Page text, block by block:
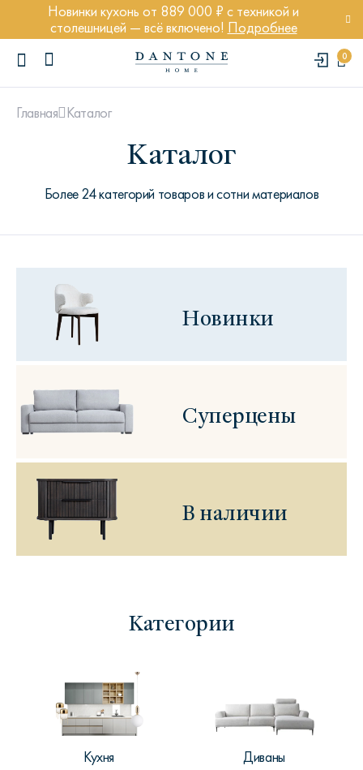
Новинки кухонь от 889 000 ₽ с техникой и
столешницей — всё включено! Подробнее
0
Диван Марсель
Кровать Ньюбери
Стул Престон
Textures
Главная Каталог
Каталог
Более 24 категорий товаров и сотни материалов
Новинки
Суперцены
В наличии
Категории
Кухня Диваны